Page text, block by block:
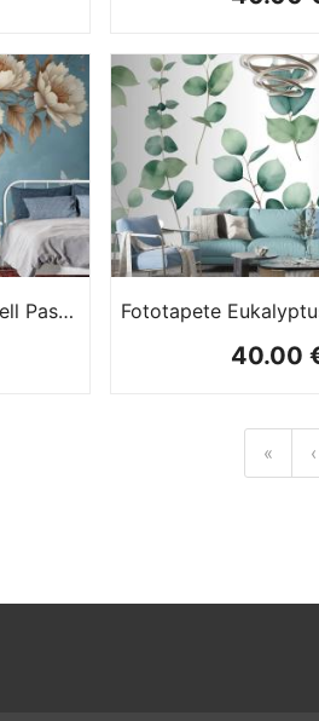
Fototapete Blumen Aquarell Pastell
40.00
« ‹